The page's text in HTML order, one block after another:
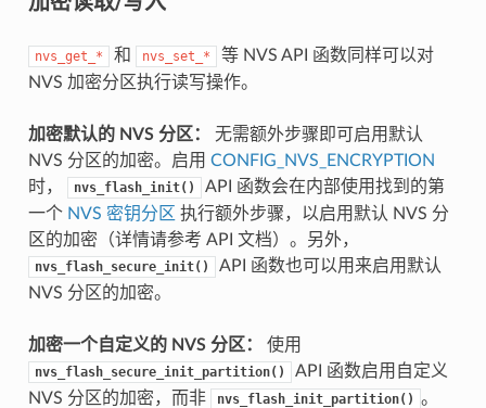
nvs_get_* 和 nvs_set_*
等 NVS API 函数同样可以对
NVS 加密分区执行读写操作。
加密默认的 NVS 分区：
无需额外步骤即可启用默认
NVS 分区的加密。启用 CONFIG_NVS_ENCRYPTION
时，
nvs_flash_init()
API 函数会在内部使用找到的第
一个 NVS 密钥分区 执行额外步骤，以启用默认 NVS 分
区的加密（详情请参考 API 文档）。另外，
nvs_flash_secure_init()
API 函数也可以用来启用默认
NVS 分区的加密。
加密一个自定义的 NVS 分区： 使用
nvs_flash_secure_init_partition()
API 函数启用自定义
NVS 分区的加密，而非
nvs_flash_init_partition() 。